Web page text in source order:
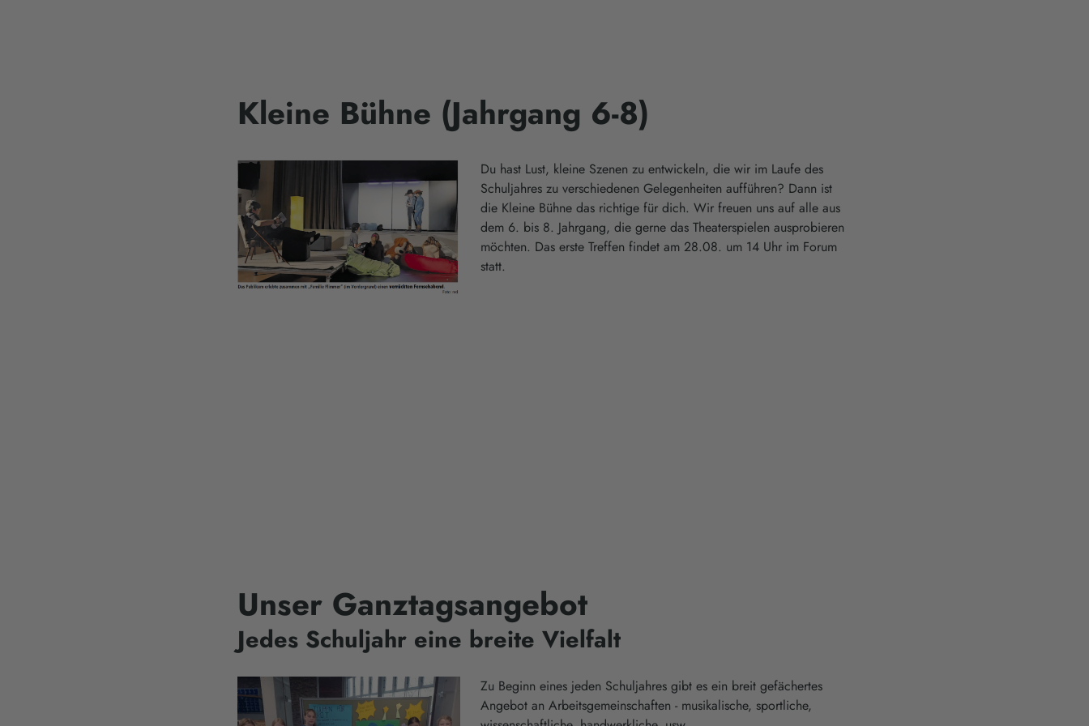
Kleine Bühne (Jahrgang 6-8)
Du hast Lust, kleine Szenen zu entwickeln, die wir im Laufe des
Schuljahres zu verschiedenen Gelegenheiten aufführen? Dann ist
die Kleine Bühne das richtige für dich. Wir freuen uns auf alle aus
dem 6. bis 8. Jahrgang, die gerne das Theaterspielen ausprobieren
möchten. Das erste Treffen findet am 28.08. um 14 Uhr im Forum
statt.
Unser Ganztagsangebot
Jedes Schuljahr eine breite Vielfalt
Zu Beginn eines jeden Schuljahres gibt es ein breit gefächertes
Angebot an Arbeitsgemeinschaften - musikalische, sportliche,